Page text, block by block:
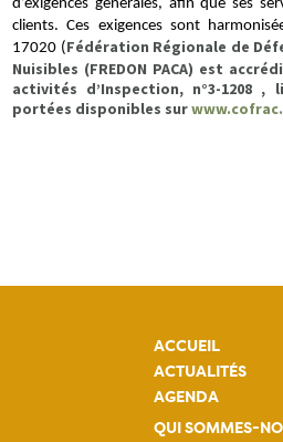
d’exigences générales, afin que ses
clients. Ces exigences sont
17020 (Fédération Régionale de
Nuisibles (FREDON PACA) est
activités d’Inspection, n°3-1208
portées disponibles sur
ACCUEIL
ACTUALITÉS
AGENDA
QUI SOMMES-